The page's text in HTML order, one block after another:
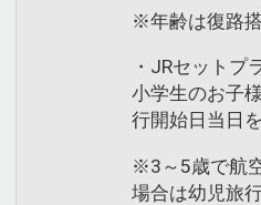
※年齢は復路
・JRセットプ
小学生のお子
行開始日当日
※3～5歳で航
場合は幼児旅